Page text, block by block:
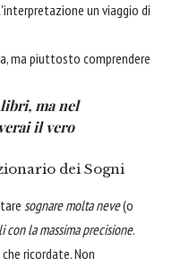
un viaggio di
ma piuttosto comprendere
ma nel
il vero
dei Sogni
sognare molta neve(o
con la massima precisione.
ricordate. Non